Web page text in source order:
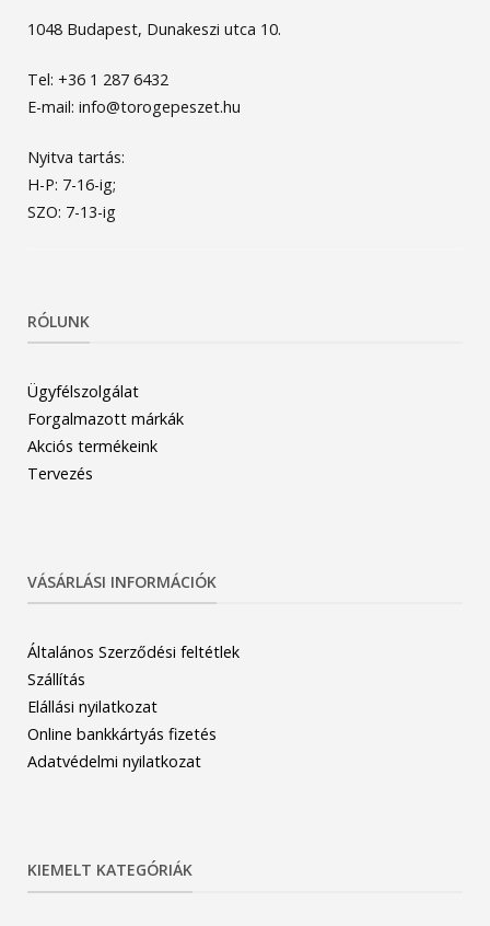
1048 Budapest, Dunakeszi utca 10.
Tel: +36 1 287 6432
E-mail: info@torogepeszet.hu
Nyitva tartás:
H-P: 7-16-ig;
SZO: 7-13-ig
RÓLUNK
Ügyfélszolgálat
Forgalmazott márkák
Akciós termékeink
Tervezés
VÁSÁRLÁSI INFORMÁCIÓK
Általános Szerződési feltétlek
Szállítás
Elállási nyilatkozat
Online bankkártyás fizetés
Adatvédelmi nyilatkozat
KIEMELT KATEGÓRIÁK